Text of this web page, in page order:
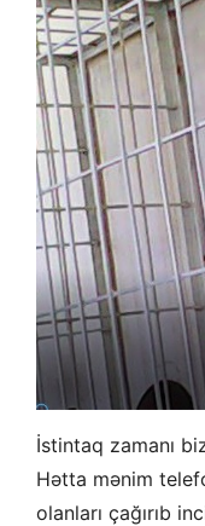
İstintaq zamanı
Hətta mənim
olanları çağırıb